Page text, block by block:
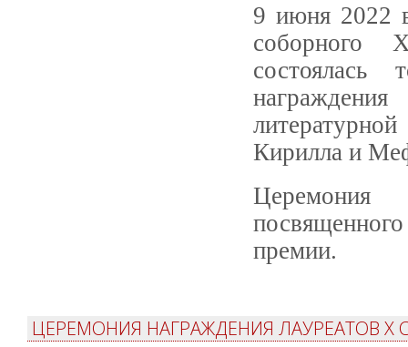
9 июня 2022
соборного
состоялась
Кирилла и
Церемония
премии.
ЦЕРЕМОНИЯ НАГРАЖДЕНИЯ ЛАУРЕАТОВ